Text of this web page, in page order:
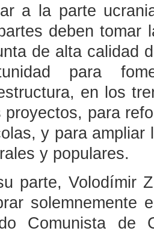
a la parte
deben tomar
de alta calidad
para
en los
proyectos, para
y para ampliar
y populares.
parte, Volodímir
solemnemente
Comunista